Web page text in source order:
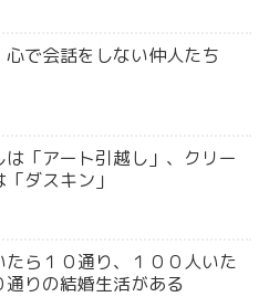
心で会話をしない仲人たち
は「アート引越し」、クリー
ダスキン」
たら１０通り、１００人いた
通りの結婚生活がある